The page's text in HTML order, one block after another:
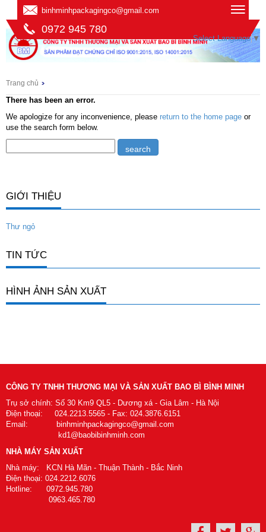
binhminhpackagingco@gmail.com
0972 945 780
Select Language ▼
Trang chủ
There has been an error.
We apologize for any inconvenience, please return to the home page or
use the search form below.
GIỚI THIỆU
Thư ngỏ
TIN TỨC
HÌNH ẢNH SẢN XUẤT
CÔNG TY TNHH THƯƠNG MẠI VÀ SẢN XUẤT BAO BÌ BÌNH MINH
Trụ sở chính: Số 30 Km9 QL5 - Dương xá - Gia Lâm - Hà Nội
Điện thoại: 024.2213.5565 - Fax: 024.3876.6151
Email: binhminhpackagingco@gmail.com
kd1@baobibinhminh.com
NHÀ MÁY SẢN XUẤT
Nhà máy: KCN Hà Mãn - Thuận Thành - Bắc Ninh
Điện thoại: 024.2212.6076
Hotline: 0972.945.780
0963.465.780